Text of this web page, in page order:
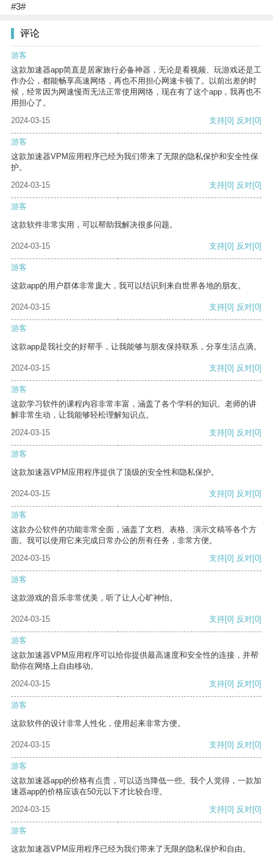
#3#
评论
游客
这款加速器app简直是居家旅行必备神器，无论是看视频、玩游戏还是工
作办公，都能畅享高速网络，再也不用担心网速卡顿了。以前出差的时
候，经常因为网速慢而无法正常使用网络，现在有了这个app，我再也不
用担心了。
2024-03-15
支持[0] 反对[0]
游客
这款加速器VPM应用程序已经为我们带来了无限的隐私保护和安全性保
护。
2024-03-15
支持[0] 反对[0]
游客
这款软件非常实用，可以帮助我解决很多问题。
2024-03-15 支持[0] 反对[0]
游客
这款app的用户群体非常庞大，我可以结识到来自世界各地的朋友。
2024-03-15 支持[0] 反对[0]
游客
这款app是我社交的好帮手，让我能够与朋友保持联系，分享生活点滴。
2024-03-15 支持[0] 反对[0]
游客
这款学习软件的课程内容非常丰富，涵盖了各个学科的知识。老师的讲
解非常生动，让我能够轻松理解知识点。
2024-03-15
支持[0] 反对[0]
游客
这款加速器VPM应用程序提供了顶级的安全性和隐私保护。
2024-03-15 支持[0] 反对[0]
游客
这款办公软件的功能非常全面，涵盖了文档、表格、演示文稿等各个方
面。我可以使用它来完成日常办公的所有任务，非常方便。
2024-03-15
支持[0] 反对[0]
游客
这款游戏的音乐非常优美，听了让人心旷神怡。
2024-03-15 支持[0] 反对[0]
游客
这款加速器VPM应用程序可以给你提供最高速度和安全性的连接，并帮
助你在网络上自由移动。
2024-03-15
支持[0] 反对[0]
游客
这款软件的设计非常人性化，使用起来非常方便。
2024-03-15 支持[0] 反对[0]
游客
这款加速器app的价格有点贵，可以适当降低一些。我个人觉得，一款加
速器app的价格应该在50元以下才比较合理。
2024-03-15
支持[0] 反对[0]
游客
这款加速器VPM应用程序已经为我们带来了无限的隐私保护和自由。